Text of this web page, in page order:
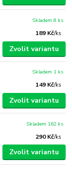
189 Kč/ks
Skladem 8 ks
Zvolit variantu
149 Kč/ks
Skladem 1 ks
Zvolit variantu
290 Kč/ks
Skladem 162 ks
Zvolit variantu